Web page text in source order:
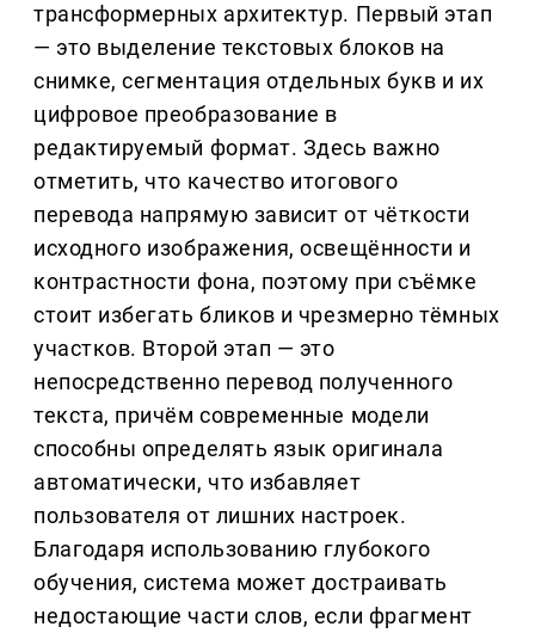
трансформерных архитектур. Первый этап
— это выделение текстовых блоков на
снимке, сегментация отдельных букв и их
цифровое преобразование в
редактируемый формат. Здесь важно
отметить, что качество итогового
перевода напрямую зависит от чёткости
исходного изображения, освещённости и
контрастности фона, поэтому при съёмке
стоит избегать бликов и чрезмерно тёмных
участков. Второй этап — это
непосредственно перевод полученного
текста, причём современные модели
способны определять язык оригинала
автоматически, что избавляет
пользователя от лишних настроек.
Благодаря использованию глубокого
обучения, система может достраивать
недостающие части слов, если фрагмент